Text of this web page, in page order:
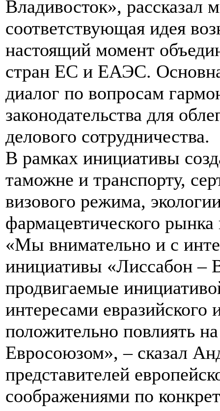
Владивосток», рассказал
соответствующая идея
настоящий момент
стран ЕС и ЕАЭС.
диалог по вопросам
законодательства для
делового сотрудничества.
В рамках инициативы
таможне и транспорту,
визового режима,
фармацевтического
«Мы внимательно и с
инициативы «Лиссабон –
продвигаемые
интересами евразийского
положительно повлиять
Евросоюзом», – сказал
представителей
соображениями по